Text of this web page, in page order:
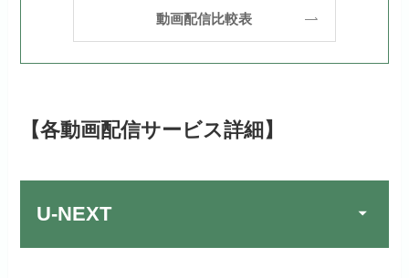
動画配信比較表
【各動画配信サービス詳細】
U-NEXT